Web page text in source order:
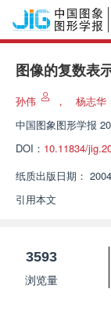
图像的复数表
孙伟 ， 杨志华
中国图象图形学报
DOI： 10.11834/
纸质出版日期： 2004
引用本文
3593
浏览量